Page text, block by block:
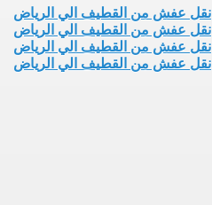
نقل عفش من القطيف الي الرياض
نقل عفش من القطيف الي الرياض
نقل عفش من القطيف الي الرياض
نقل عفش من القطيف الي الرياض